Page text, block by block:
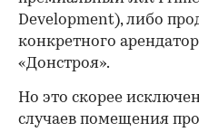
Development), либо
конкретного
«Донстроя».
Но это скорее
случаев помещения